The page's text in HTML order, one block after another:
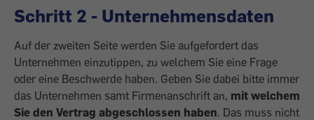
Schritt 2 - Unternehmensdaten
Auf der zweiten Seite werden Sie aufgefordert das
Unternehmen einzutippen, zu welchem Sie eine Frage
oder eine Beschwerde haben. Geben Sie dabei bitte immer
das Unternehmen samt Firmenanschrift an, mit welchem
Sie den Vertrag abgeschlossen haben. Das muss nicht